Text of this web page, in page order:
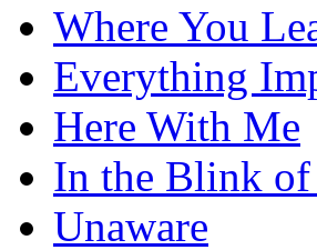
Where You
Everything
Here With Me
In the Blink of
Unaware